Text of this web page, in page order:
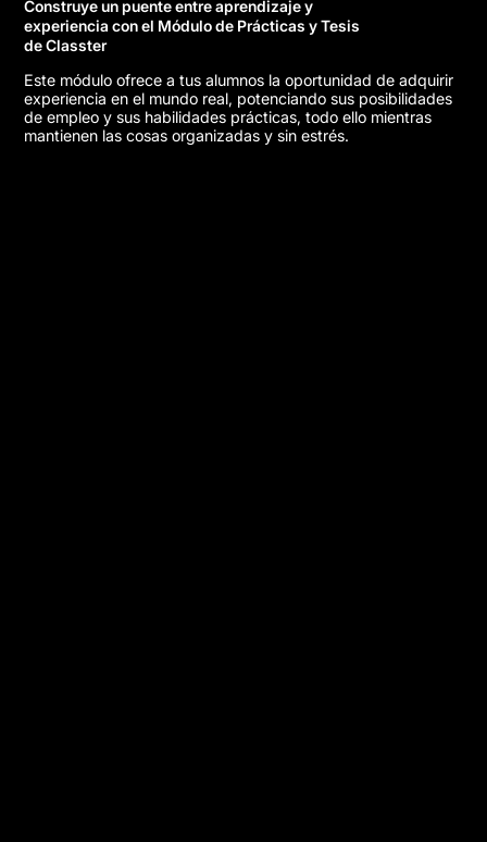
Construye un puente entre aprendizaje y
experiencia con el Módulo de Prácticas y Tesis
de Classter
Este módulo ofrece a tus alumnos la oportunidad de adquirir
experiencia en el mundo real, potenciando sus posibilidades
de empleo y sus habilidades prácticas, todo ello mientras
mantienen las cosas organizadas y sin estrés.